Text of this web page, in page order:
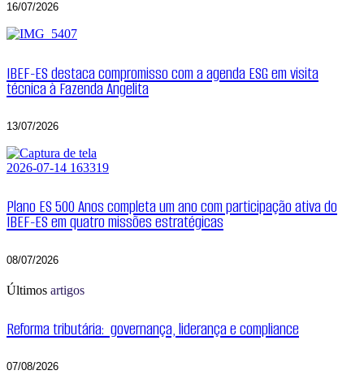
16/07/2026
IBEF-ES destaca compromisso com a agenda ESG em visita
técnica à Fazenda Angelita
13/07/2026
Plano ES 500 Anos completa um ano com participação ativa do
IBEF-ES em quatro missões estratégicas
08/07/2026
Últimos artigos
Reforma tributária: governança, liderança e compliance
07/08/2026